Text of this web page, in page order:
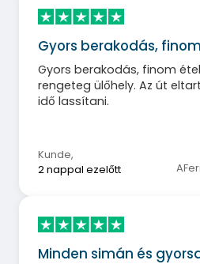
Gyors berakodás,
Gyors berakodás, finom
rengeteg ülőhely. Az út
idő lassítani.
Kunde,
2 nappal ezelőtt
Minden simán és